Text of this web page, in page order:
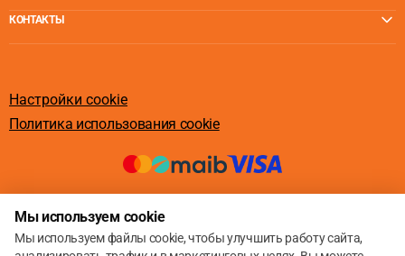
КОНТАКТЫ
Настройки cookie
Политика использования cookie
Мы используем cookie
Мы используем файлы cookie, чтобы улучшить работу сайта,